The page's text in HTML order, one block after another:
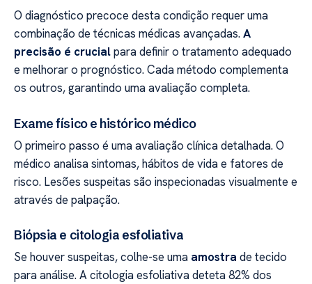
O diagnóstico precoce desta condição requer uma
combinação de técnicas médicas avançadas.A
precisão é crucialpara definir o tratamento adequado
e melhorar o prognóstico. Cada método complementa
os outros, garantindo uma avaliação completa.
Exame físico e histórico médico
O primeiro passo é uma avaliação clínica detalhada. O
médico analisa sintomas, hábitos de vida e fatores de
risco. Lesões suspeitas são inspecionadas visualmente e
através de palpação.
Biópsia e citologia esfoliativa
Se houver suspeitas, colhe-se uma amostra de tecido
para análise. A citologia esfoliativa deteta 82% dos